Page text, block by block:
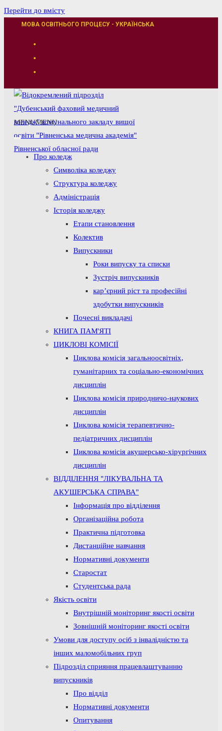
Перейти до вмісту
МОВА ОСВІТНЬОГО ПРОЦЕСУ - УКРАЇНСЬКА
MENUMENU
Про коледж
Символіка коледжу
Структура коледжу
Адміністрація
Історія коледжу
Етапи становлення
Колектив
Випускники
Роки випуску та списки
Зустріч випускників
кар’єрний ріст та професійні
здобутки випускників
Почесні викладачі
КНИГА ПАМ'ЯТІ
ЦИКЛОВІ КОМІСІЇ
Циклова комісія загальноосвітніх,
гуманітарних та соціально-економічних
дисциплін
Циклова комісія природничо-наукових
дисциплін
Циклова комісія терапевтично-
педіатричних дисциплін
Циклова комісія акушерсько-хірургічних
дисциплін
ВІДДІЛЕННЯ "ЛІКУВАЛЬНА ТА
АКУШЕРСЬКА СПРАВА"
Інформація про відділення
Організаційна робота
Практична підготовка
Дистанційне навчання
Нормативні документи
Старостат
Студентська рада
Якість освіти
Внутрішній моніторинг якості освіти
Зовнішній моніторинг якості освіти
Умови для доступу осіб з інвалідністю та
інших маломобільних груп
Підрозділ сприяння працевлаштуванню
випускників
Про відділ
Нормативні документи
Опитування